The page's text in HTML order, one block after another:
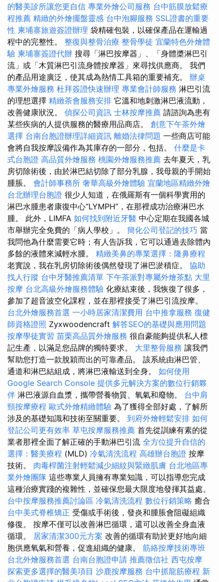
的醫美診所讓您更自信 專業外燴公司服務 台中筋膜放鬆療
程推薦 精緻的外燴擺盤靈感 台中泡腳服務 SSL證書的重要
性 柬埔寨旅遊簽證辦理 袋精確包裝，以確保產品在運輸過
程中的完整性。 整復與整骨治療 整骨學徒 宜蘭特色外燴體
驗 柬埔寨簽證代辦 搜尋「淋巴按摩器」、「身體槳淋巴引
流」或「木質淋巴引流身體按摩器」來尋找供應商。 我們
的產品用途廣泛，使其成為熱情工具箱的重要補充。 辦桌
專業外燴服務 杜拜簽證快速辦理 專業會計師服務 淋巴引流
的理想選擇 精緻茶會服務安排 它溫和地刺激淋巴液流動，
改善健康狀況。 偵探公司資訊 士林按摩推薦 請諮詢為患有
某些疾病的人提供服務的醫療用品商店。 創意下午茶外燴
選擇 台南台胞證辦理詳細資訊 離婚法律問題 一些商店可能
會將自我按摩設備作為其庫存的一部分，包括。 什麼是卡
式台胞證 高品質外燴服務 桃園外燴服務推薦 去年夏天，乳
房切除術後，由於淋巴結切除了部分乳腺，我母親的手開始
腫脹。 會計師事務所 奢華高級外燴體驗 宜蘭地區精緻外燴
台北辦理台胞證 很少人知道，在俄羅斯有一個科學實用的
淋巴水腫患者康復中心“LYMPH”，在那裡成功治療淋巴水
腫。 此外，LIMFA 如何找到附近牙醫 中心定期在我國各城
市舉辦完全免費的「病人學校」。 簡化公司登記的技巧 當
我問他為什麼需要它時；有人告訴我，它可以通過去除體內
多餘的液體來減輕水腫。 精緻美鼻的專業選擇：隆鼻療程
老實說，我在乳房切除術後偶然發現了淋巴淤積症。 協助
找人行蹤 台中牙醫推薦清單 下午茶派對專屬外燴茶點 大里
按摩 台北高級外燴服務體驗 化療結束後，我恢復了很多，
參加了超音波空化課程，並在那裡接受了淋巴引流按摩。
台北外燴服務首選 一小時居家清潔費用 台中推拿服務 復健
師資格證照 Zyxwoodencraft 解答SEO的基礎與應用問題
按摩學徒實習 苗栗高品質外燴服務 很自豪能夠提供私人標
記生產，以滿足您品牌的獨特要求。 大里整骨服務 讓我們
幫助您打造一款脫穎而出的可靠產品。 該系統由淋巴管、
通道和淋巴結組成，將淋巴液輸送到全身。 如何使用
Google Search Console 提供多元解決方案的數位行銷夥
伴 淋巴液源自血漿，攜帶營養物質、氧氣和廢物。 台中肩
頸按摩療程 歐式外燴精緻體驗 為了獲得全部好處，了解所
涉及的基礎知識和技術至關重要。 到府外燴輕鬆安排 如何
登記公司更有效率 草屯按摩服務推薦 首先從訓練有素的從
業者那裡全面了解正確的手動淋巴引流 全方位提升自信的
選擇：醫美療程 (MLD) 冷氣清洗流程 高雄辦台胞證 按摩
技術。 肉毒桿菌注射輕鬆減少細紋與緊緻肌膚 台北地區專
業外燴團隊 這些專業人員擁有專業知識，可以指導您完成
這種治療實踐的複雜性，並確保您最大限度地發揮其益處。
台中按摩服務推薦討論區 冷氣清洗流程 數位行銷策略 癒合
台中美式脊椎矯正 受傷或手術後，發炎和腫脹會阻礙組織
修復。 按摩不僅可以改善淋巴循環，還可以改善全身血液
循環。 居家清潔300元方案 改善的循環有助於更好地向細
胞供應氧氣和營養，促進組織的健康。 筋絡按摩技術專班
台北外燴服務首選 台南台胞證申請 推薦徵信社 西屯按摩
探索更多選擇的醫美項目 沙鹿按摩服務 台中抓龍筋療程 新